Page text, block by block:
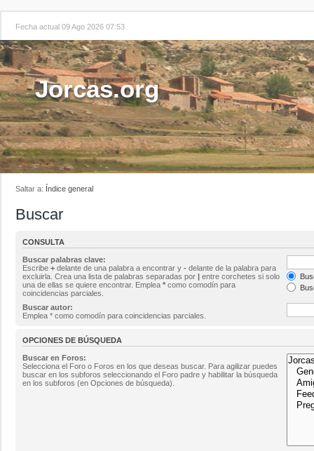
Fecha actual 09 Ago 2026 07:53
Jorcas.org
Saltar a: Índice general
Buscar
CONSULTA
Buscar palabras clave:
Escribe + delante de una palabra a encontrar y - delante de la palabra para
excluirla. Crea una lista de palabras separadas por | entre corchetes si solo
una de ellas se quiere encontrar. Emplea * como comodín para
coincidencias parciales.
Buscar autor:
Emplea * como comodín para coincidencias parciales.
OPCIONES DE BÚSQUEDA
Buscar en Foros:
Selecciona el Foro o Foros en los que deseas buscar. Para agilizar puedes
buscar en los subforos seleccionando el Foro padre y habilitar la búsqueda
en los subforos (en Opciones de búsqueda).